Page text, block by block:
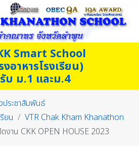
Smart School
อาหารโรงเรียน)
บ ม.1 และม.4
ประชาสัมพันธ์
ยน
VTR Chak Kham Khanathon
งาน CKK OPEN HOUSE 2023